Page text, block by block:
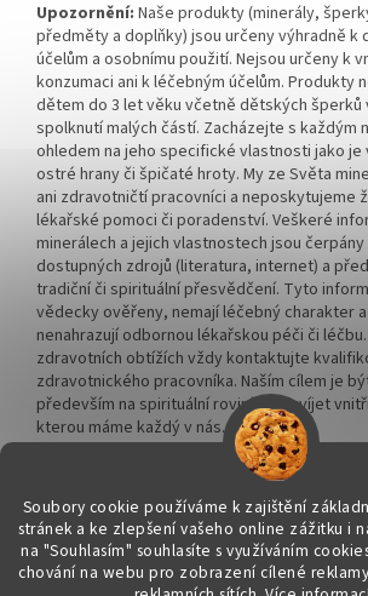
Soubory cookie používáme k zajištění
stránek a ke zlepšení vašeho online zážitku i
na "Souhlasím" souhlasíte s využíváním
chování na webu pro zobrazení cílené
Upozornění: Naše produkty (minerály,
předměty a doplňky) jsou určeny výhradně k
účelům a osobnímu použití. Nejsou určeny k
konzumaci ani k léčebným účelům. Produkty
dětem do 3 let věku včetně dětských šperků
spolknutí malých částí. Zacházejte s každým
ohledem na jeho specifické vlastnosti jako je
ostré hrany či špičaté hroty. My ze Světa
ani zdravotničtí pracovníci a neposkytujeme
lékařské pomoci či poradenství. Veškeré
minerálech a jejich vlastnostech jsou
dostupných zdrojů (literatura, internet) a
tradiční či spirituální přesvědčení. Tyto
vědecky ověřeny, nemají léčebný charakter
nenahrazují odbornou lékařskou péči či
zdravotních obtížích vždy kontaktujte
zdravotnického pracovníka. Naším cílem je
především na spirituální rovině a rozvíjet
kterou máme každý v nás.
Vytvořil Shoptet